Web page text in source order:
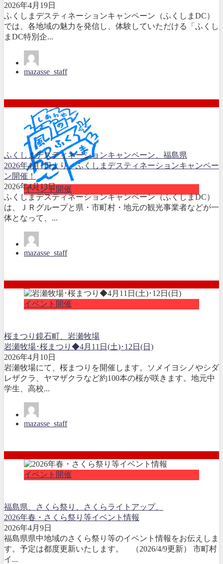
2026年4月19日
ふくしまデスティネーションキャンペーン（ふくしまDC）
では、各地域の魅力を発信し、体験していただける「ふくし
まDC特別企...
mazasse_staff
イベント開催
ふくしまデスティネーションキャンペーン、福島県
2026年4月1日より、ふくしまデスティネーションキャンペー
ン開催！
2026年4月13日
ふくしまデスティネーションキャンペーン（ふくしまDC）
は、ＪＲグループと県・市町村・地元の観光事業者などが一
体となって、...
mazasse_staff
イベント開催
桜まつり 鏡石町、岩瀬牧場
岩瀬牧場･桜まつり◆4月11日(土)･12日(日)
2026年4月10日
岩瀬牧場にて、桜まつりを開催します。ソメイヨシノやシダ
レザクラ、ヤマザクラなど約100本の桜が咲きます。地元中
学生、高校...
mazasse_staff
イベント開催
福島県、さくら祭り、さくらライトアップ、
2026年春・さくら祭り等イベント情報
2026年4月9日
福島県県中地域のさくら祭り等のイベント情報をお伝えしま
す。予定は都度更新いたします。 （2026/4/9更新） 市町村
イ...